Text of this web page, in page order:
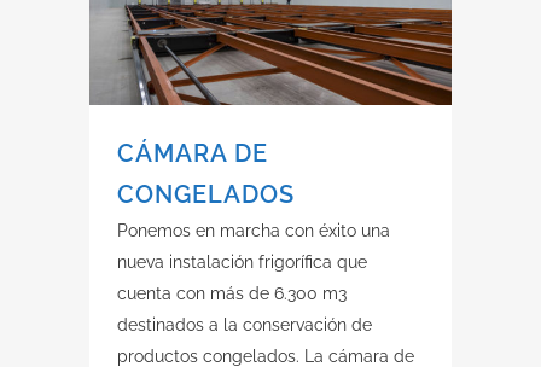
CÁMARA DE
CONGELADOS
Ponemos en marcha con éxito una
nueva instalación frigorífica que
cuenta con más de 6.300 m3
destinados a la conservación de
productos congelados. La cámara de